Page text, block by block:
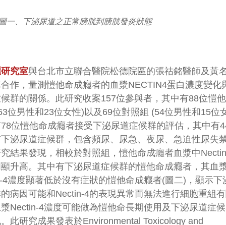
一、下泌尿道之正常膀胱到膀胱發炎狀態
究室與台北市立聯合醫院松德院區的張祜銘醫師及黃
作，量測愷他命成癮者的血漿NECTIN4蛋白濃度變化
群的關係。此研究收案157位參與者，其中有88位愷
位男性和23位女性)以及69位對照組 (54位男性和15位
位愷他命成癮者接受下泌尿道症候群的評估，其中有
泌尿道症候群，包含頻尿、尿急、夜尿、急迫性尿失
結果發現，相較於對照組，愷他命成癮者血漿中
升高。其中有下泌尿道症候群的愷他命成癮者，其血
4濃度顯著低於沒有症狀的愷他命成癮者(圖二)，顯示下
病因可能和Nectin-4的表現異常而無法進行細胞重組
Nectin-4濃度可能做為愷他命長期使用及下泌尿道症
此研究成果發表於Environmental Toxicology and